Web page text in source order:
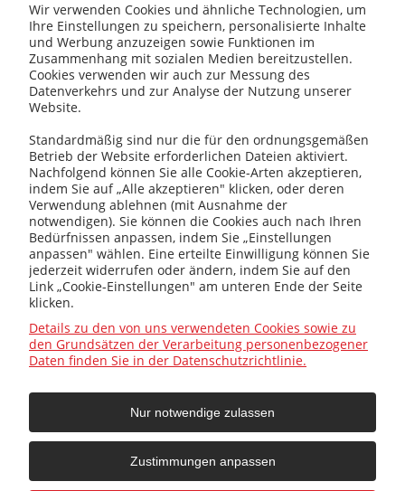
kotly@kotly.com.pl
+48 32 419 01 20
+48 32 415 31 65
Allgemein
Hilfe
Ihr Konto
Wir verwenden Cookies und ähnliche Technologien, um
Ihre Einstellungen zu speichern, personalisierte Inhalte
und Werbung anzuzeigen sowie Funktionen im
Zusammenhang mit sozialen Medien bereitzustellen.
Cookies verwenden wir auch zur Messung des
Datenverkehrs und zur Analyse der Nutzung unserer
Website.
Standardmäßig sind nur die für den ordnungsgemäßen
Betrieb der Website erforderlichen Dateien aktiviert.
Nachfolgend können Sie alle Cookie-Arten akzeptieren,
indem Sie auf „Alle akzeptieren" klicken, oder deren
Verwendung ablehnen (mit Ausnahme der
notwendigen). Sie können die Cookies auch nach Ihren
Bedürfnissen anpassen, indem Sie „Einstellungen
anpassen" wählen. Eine erteilte Einwilligung können Sie
jederzeit widerrufen oder ändern, indem Sie auf den
Link „Cookie-Einstellungen" am unteren Ende der Seite
klicken.
Details zu den von uns verwendeten Cookies sowie zu
den Grundsätzen der Verarbeitung personenbezogener
Daten finden Sie in der Datenschutzrichtlinie.
Nur notwendige zulassen
Zustimmungen anpassen